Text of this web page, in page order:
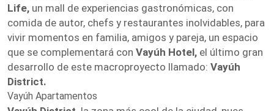
Life, un mall de experiencias gastronómicas, con
comida de autor, chefs y restaurantes inolvidables, para
vivir momentos en familia, amigos y pareja, un espacio
que se complementará con Vayúh Hotel, el último gran
desarrollo de este macroproyecto llamado: Vayúh
District.
Vayúh Apartamentos